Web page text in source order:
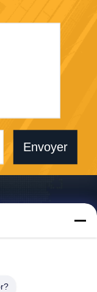
Envoyer
Environment